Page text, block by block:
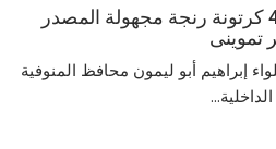
محافظ المنوفية : ضبط 45 كرتونة رنجة مجهولة المصدر
إبراهيم أبو ليمون محافظ المنوفية